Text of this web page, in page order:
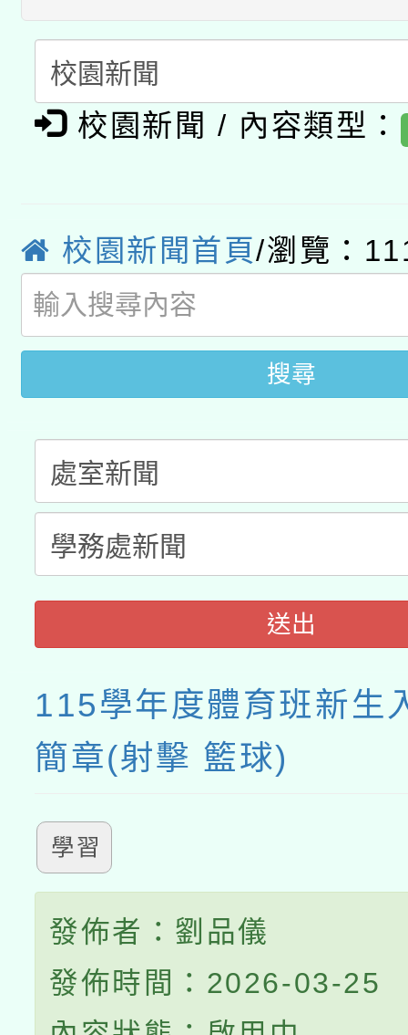
一案。
答一案
有關本府115年70歲以
人員健康講座「吃得安
心」，鼓勵退休同仁踴
本校115學年度第2次
招甄選結果公告(無人
適應運動共學行動站研
本館辦理115年度閱讀
礎課程
A3數位素養講師名單
校園新聞 / 內容類型：
校園新聞首頁/瀏覽：
搜尋
送出
115學年度體育班新生
簡章(射擊 籃球)
學習
發佈者：劉品儀
發佈時間：2026-03-25